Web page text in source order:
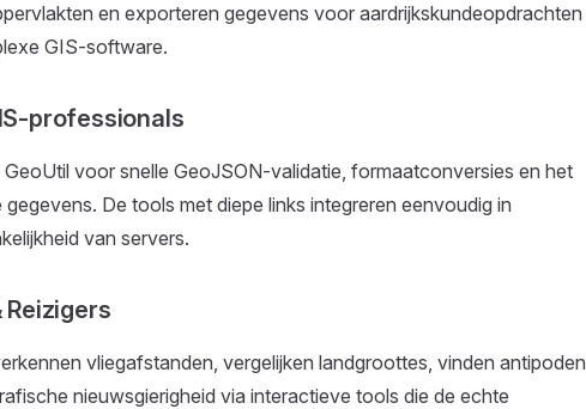
en exporteren gegevens voor aardrijkskundeopdrachten
GIS-software.
professionals
voor snelle GeoJSON-validatie, formaatconversies en het
De tools met diepe links integreren eenvoudig in
van servers.
vliegafstanden, vergelijken landgroottes, vinden antipoden
nieuwsgierigheid via interactieve tools die de echte